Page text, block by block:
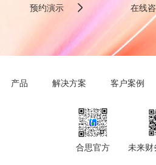
预约演示 在线
产品 解决方案 客户案例
合思官方 未来财